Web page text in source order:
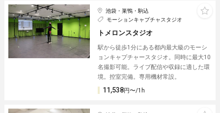
池袋・巣鴨・駒込
モーションキャプチャスタジオ
トメロンスタジオ
駅から徒歩1分にある都内最大級のモーシ
ョンキャプチャースタジオ。同時に最大10
名撮影可能。ライブ配信や収録に適した環
境。控室完備。専用機材常設。
11,538円〜/1h